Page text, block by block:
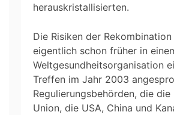
herauskristallisierten.
Die Risiken der
eigentlich schon früher in
Weltgesundheitsorganisation
Treffen im Jahr 2003
Regulierungsbehörden, die die
Union, die USA, China und